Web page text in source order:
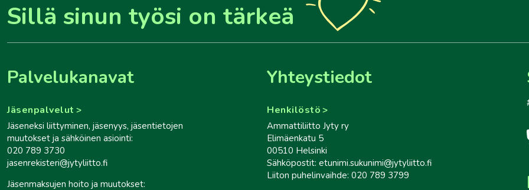
Sillä sinun työsi on tärkeä
Palvelukanavat
Jäsenpalvelut
Jäseneksi liittyminen, jäsenyys, jäsentietojen
muutokset ja sähköinen asiointi:
020 789 3730
jasenrekisteri@jytyliitto.fi
Jäsenmaksujen hoito ja muutokset:
Yhteystiedot
Henkilöstö
Ammattiliitto Jyty ry
Elimäenkatu 5
00510 Helsinki
Sähköpostit: etunimi.sukunimi@jytyliitto.fi
Liiton puhelinvaihde: 020 789 3799